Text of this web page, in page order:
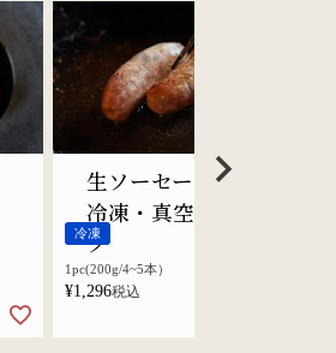
生ソーセージ
冷凍・真空パッ
ク
冷凍
1pc(200g/4~5本）
¥1,296税込